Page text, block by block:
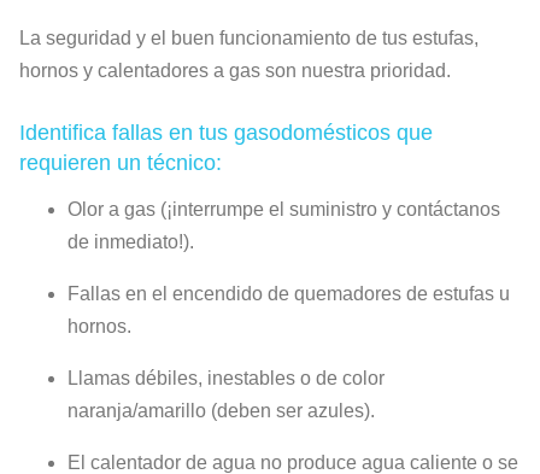
La seguridad y el buen funcionamiento de tus estufas,
hornos y calentadores a gas son nuestra prioridad.
Identifica fallas en tus gasodomésticos que
requieren un técnico:
Olor a gas (¡interrumpe el suministro y contáctanos
de inmediato!).
Fallas en el encendido de quemadores de estufas u
hornos.
Llamas débiles, inestables o de color
naranja/amarillo (deben ser azules).
El calentador de agua no produce agua caliente o se